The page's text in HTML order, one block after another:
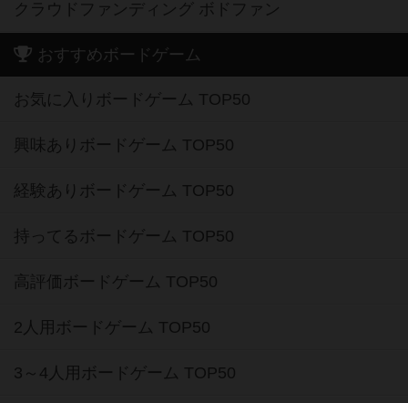
クラウドファンディング ボドファン
おすすめボードゲーム
お気に入りボードゲーム TOP50
興味ありボードゲーム TOP50
経験ありボードゲーム TOP50
持ってるボードゲーム TOP50
高評価ボードゲーム TOP50
2人用ボードゲーム TOP50
3～4人用ボードゲーム TOP50